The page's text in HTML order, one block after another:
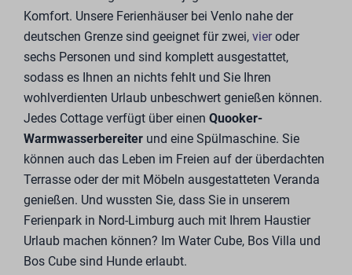
Komfort. Unsere Ferienhäuser bei Venlo nahe der
deutschen Grenze sind geeignet für zwei,vieroder
sechs Personen und sind komplett ausgestattet,
sodass es Ihnen an nichts fehlt und Sie Ihren
wohlverdienten Urlaub unbeschwert genießen können.
Jedes Cottage verfügt über einenQuooker-
Warmwasserbereiter und eine Spülmaschine. Sie
können auch das Leben im Freien auf der überdachten
Terrasse oder der mit Möbeln ausgestatteten Veranda
genießen. Und wussten Sie, dass Sie in unserem
Ferienpark in Nord-Limburg auch mit Ihrem Haustier
Urlaub machen können? Im Water Cube, Bos Villa und
Bos Cube sind Hunde erlaubt.